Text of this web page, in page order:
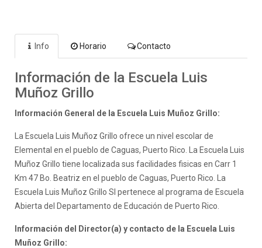
Info Horario Contacto
Información de la Escuela Luis
Muñoz Grillo
Información General de la Escuela Luis Muñoz Grillo:
La Escuela Luis Muñoz Grillo ofrece un nivel escolar de
Elemental en el pueblo de Caguas, Puerto Rico. La Escuela Luis
Muñoz Grillo tiene localizada sus facilidades fisicas en Carr 1
Km 47 Bo. Beatriz en el pueblo de Caguas, Puerto Rico. La
Escuela Luis Muñoz Grillo SI pertenece al programa de Escuela
Abierta del Departamento de Educación de Puerto Rico.
Información del Director(a) y contacto de la Escuela Luis
Muñoz Grillo: